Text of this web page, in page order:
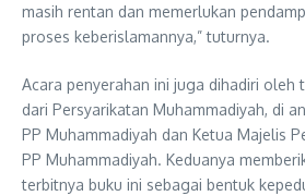
masih rentan dan memerlukan
proses keberislamannya,” tuturnya.
Acara penyerahan ini juga dihadiri
dari Persyarikatan Muhammadiyah, di
PP Muhammadiyah dan Ketua Majelis
PP Muhammadiyah. Keduanya
terbitnya buku ini sebagai bentuk